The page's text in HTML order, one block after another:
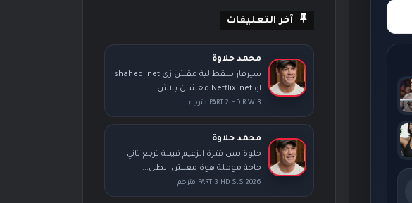
آخر التعليقات
محمد حلاوة
سيرفار سقط لية مقش زى shahed. net
او Netflix. net معشان بلاش...
PART 2 HD R.W 3 مترجم
محمد حلاوة
حلوة بس فترة الزعيم قبيلة ترجع تاني
حاجة موملة هوة مفيش ابطل...
PART 3 HD S.S 2026 مترجم